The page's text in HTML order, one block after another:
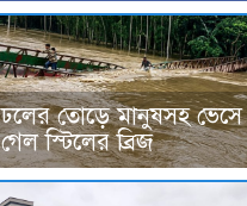
ঢলের তোড়ে মানুষসহ ভেসে
গেল স্টিলের ব্রিজ